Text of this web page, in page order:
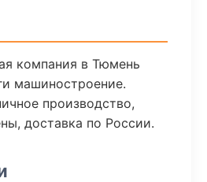
компания в Тюмень
машиностроение.
производство,
доставка по России.